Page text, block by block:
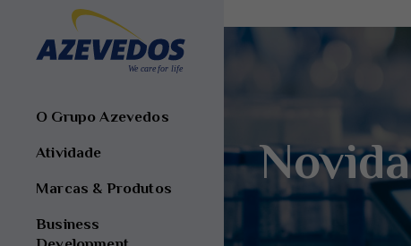
O Grupo Azevedos
Atividade
Marcas & Produtos
Business